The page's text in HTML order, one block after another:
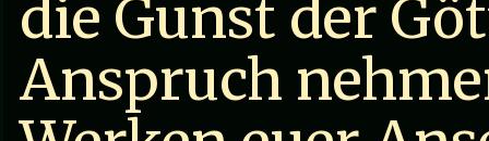
die Gunst der
Anspruch